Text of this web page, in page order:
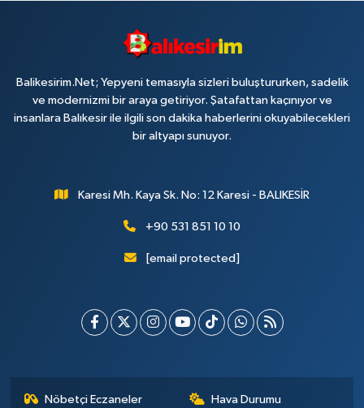
Balikesirim.Net; Yepyeni temasıyla sizleri buluştururken, sadelik
ve modernizmi bir araya getiriyor. Şatafattan kaçınıyor ve
insanlara Balıkesir ile ilgili son dakika haberlerini okuyabilecekleri
bir altyapı sunuyor.
Karesi Mh. Kaya Sk. No: 12 Karesi - BALIKESİR
+90 531 851 10 10
[email protected]
Nöbetçi Eczaneler Hava Durumu